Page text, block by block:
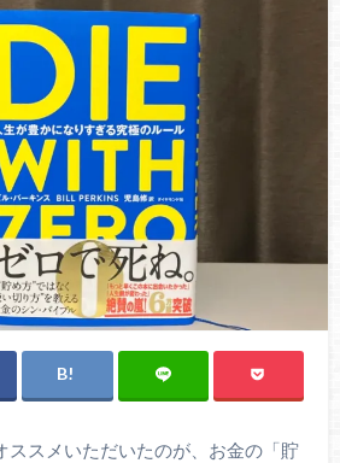
ススメいただいたのが、お金の「貯